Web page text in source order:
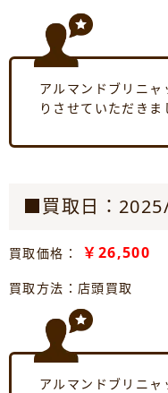
アルマンドブリニ
りさせていただきま
■買取日：
買取価格： ￥26,500
買取方法：店頭買取
アルマンドブリニ